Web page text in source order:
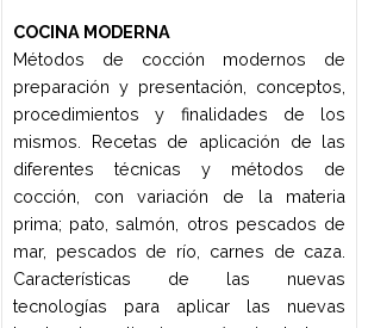
La presentación eficaz. Distinción entre
grupo y equipo. Clasificación de roles
dentro de un grupo. Etapas por las que
atraviesa un grupo para convertirse en
un verdadero equipo. La importancia de
los equipos de trabajo. Los factores que
hacen a un equipo exitoso. Job-
description. Selección de personal.
Descripción de posición y aviso laboral.
La entrevista. Inducción del personal. La